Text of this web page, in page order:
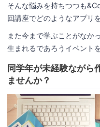
そんな悩みを持ちつつも
回講座でどのようなアプリ
また今まで学ぶことがなか
生まれるであろうイベント
同学年が未経験ながら
ませんか？